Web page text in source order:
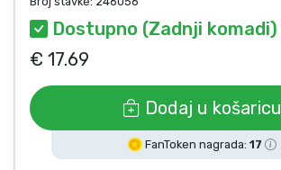
Dostupno (Zadnji komadi)
€ 17.69
Dodaj u košaricu
FanToken nagrada: 17
Glazbeni proizvodi
Vrste proizvoda
Marke